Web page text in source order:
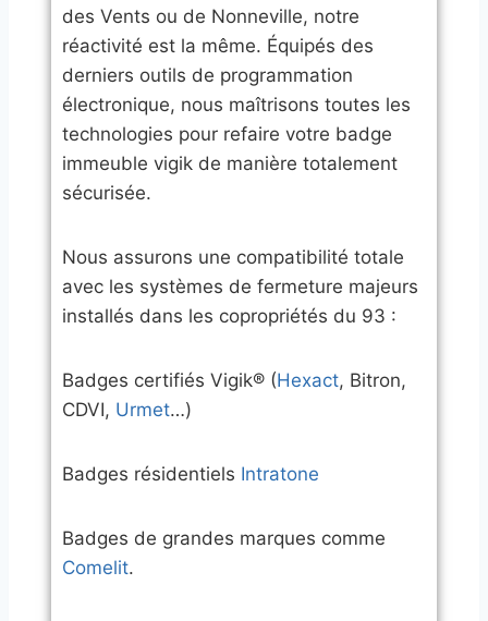
des Vents ou de Nonneville, notre
réactivité est la même. Équipés des
derniers outils de programmation
électronique, nous maîtrisons toutes les
technologies pour refaire votre badge
immeuble vigik de manière totalement
sécurisée.
​Nous assurons une compatibilité totale
avec les systèmes de fermeture majeurs
installés dans les copropriétés du 93 :
​Badges certifiés Vigik® (Hexact, Bitron,
CDVI, Urmet…)
​Badges résidentiels Intratone
​Badges de grandes marques comme
Comelit.